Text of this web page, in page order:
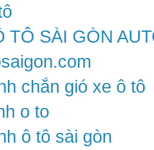
TÔ SÀI GÒN
chắn gió xe ô tô
o to
ô tô sài gòn